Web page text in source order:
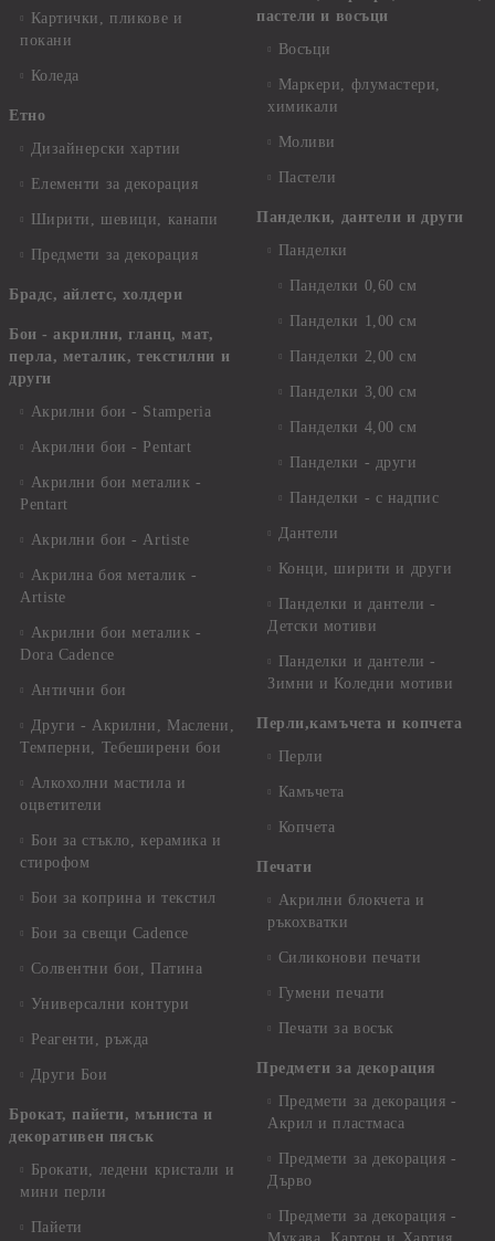
Картички, пликове и
покани
Коледа
Етно
Дизайнерски хартии
Елементи за декорация
Ширити, шевици, канапи
Предмети за декорация
Брадс, айлетс, холдери
Бои - акрилни, гланц, мат,
перла, металик, текстилни и
други
Акрилни бои - Stamperia
Акрилни бои - Pentart
Акрилни бои металик -
Pentart
Акрилни бои - Artiste
Акрилна боя металик -
Artiste
Акрилни бои металик -
Dora Cadence
Антични бои
Други - Акрилни, Маслени,
Темперни, Тебеширени бои
Алкохолни мастила и
оцветители
Бои за стъкло, керамика и
стирофом
Бои за коприна и текстил
Бои за свещи Cadence
Солвентни бои, Патина
Универсални контури
Реагенти, ръжда
Други Бои
Брокат, пайети, мъниста и
декоративен пясък
Брокати, ледени кристали и
мини перли
Пайети
пастели и восъци
Восъци
Маркери, флумастери,
химикали
Моливи
Пастели
Панделки, дантели и други
Панделки
Панделки 0,60 см
Панделки 1,00 см
Панделки 2,00 см
Панделки 3,00 см
Панделки 4,00 см
Панделки - други
Панделки - с надпис
Дантели
Конци, ширити и други
Панделки и дантели -
Детски мотиви
Панделки и дантели -
Зимни и Коледни мотиви
Перли,камъчета и копчета
Перли
Камъчета
Копчета
Печати
Акрилни блокчета и
ръкохватки
Силиконови печати
Гумени печати
Печати за восък
Предмети за декорация
Предмети за декорация -
Акрил и пластмаса
Предмети за декорация -
Дърво
Предмети за декорация -